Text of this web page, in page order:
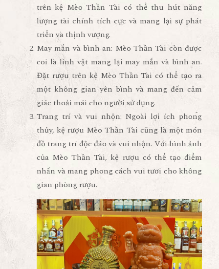
trên kệ Mèo Thần Tài có thể thu hút năng
lượng tài chính tích cực và mang lại sự phát
triển và thịnh vượng.
May mắn và bình an: Mèo Thần Tài còn được
coi là linh vật mang lại may mắn và bình an.
Đặt rượu trên kệ Mèo Thần Tài có thể tạo ra
một không gian yên bình và mang đến cảm
giác thoải mái cho người sử dụng.
Trang trí và vui nhộn: Ngoài lợi ích phong
thủy, kệ rượu Mèo Thần Tài cũng là một món
đồ trang trí độc đáo và vui nhộn. Với hình ảnh
của Mèo Thần Tài, kệ rượu có thể tạo điểm
nhấn và mang phong cách vui tươi cho không
gian phòng rượu.